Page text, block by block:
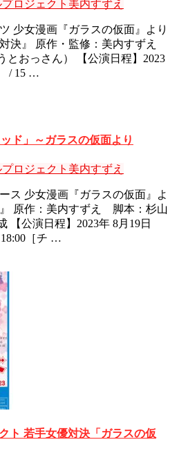
ロジェクト 美内すずえ
少女漫画『ガラスの仮面』より
対決』 原作・監修：美内すずえ
とおっさん） 【公演日程】2023
/ 15 …
ド」～ガラスの仮面より
ロジェクト 美内すずえ
ス 少女漫画『ガラスの仮面』よ
原作：美内すずえ 脚本：杉山
公演日程】2023年 8月19日
［チ …
ト 若手女優対決「ガラスの仮